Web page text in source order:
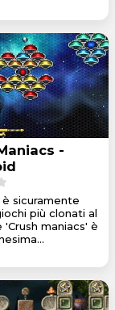
-
sicuramente
più clonati al
'Crush maniacs' è